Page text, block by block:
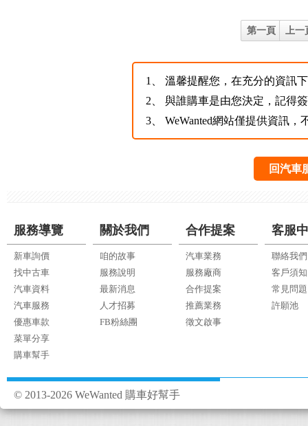
第一頁 上
1、
溫馨提醒您，在充分的資訊
2、
與誰購車是由您決定，記得
3、
WeWanted網站僅提供資訊
回汽車
服務導覽
新車詢價
找中古車
汽車資料
汽車服務
優惠車款
菜單分享
購車幫手
關於我們
咱的故事
服務說明
最新消息
人才招募
FB粉絲團
合作提案
汽車業務
服務廠商
合作提案
推薦業務
徵文啟事
客服
聯絡我們
客戶須知
常見問題
許願池
© 2013-2026 WeWanted 購車好幫手